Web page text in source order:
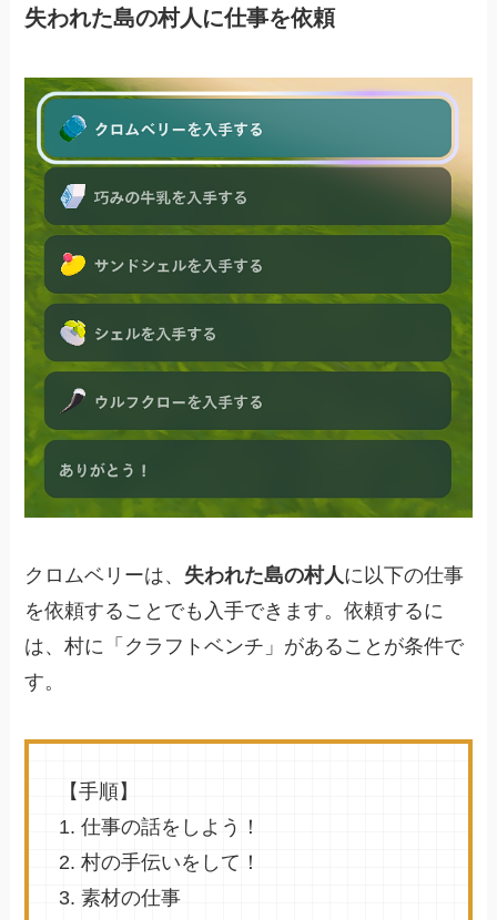
失われた島の村人に仕事を依頼
クロムベリーは、 失われた島の村人 に以下の仕事
を依頼することでも入手できます。依頼するに
は、村に「クラフトベンチ」があることが条件で
す。
【手順】
1. 仕事の話をしよう！
2. 村の手伝いをして！
3. 素材の仕事